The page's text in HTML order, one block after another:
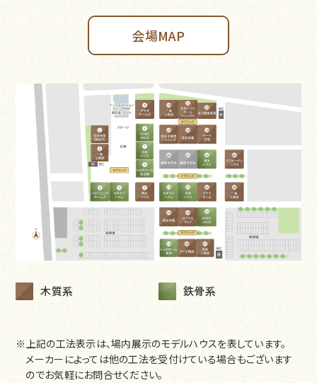
会場MAP
木質系 鉄骨系
※上記の工法表示は、場内展示のモデルハウスを表しています。
メーカーによっては他の工法を受付けている場合もございます
のでお気軽にお問合せください。